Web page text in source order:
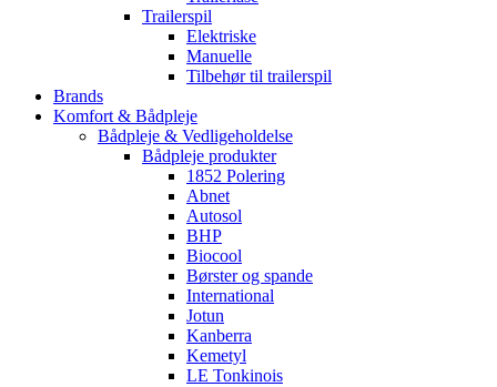
Trailerspil
Elektriske
Manuelle
Tilbehør til trailerspil
Brands
Komfort & Bådpleje
Bådpleje & Vedligeholdelse
Bådpleje produkter
1852 Polering
Abnet
Autosol
BHP
Biocool
Børster og spande
International
Jotun
Kanberra
Kemetyl
LE Tonkinois